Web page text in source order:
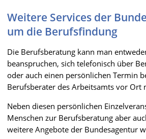
Weitere Services der
um die Berufsfindung
Die Berufsberatung kann man
beanspruchen, sich telefonisch über
oder auch einen persönlichen Termin
Berufsberater des Arbeitsamts vor Ort
Neben diesen persönlichen
Menschen zur Berufsberatung aber
weitere Angebote der Bundesagentur